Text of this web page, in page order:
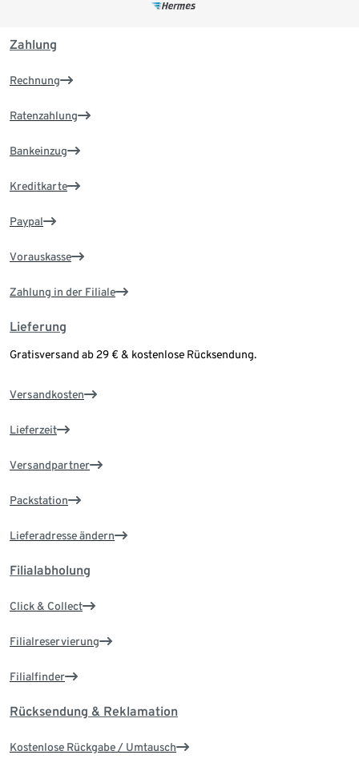
Zahlung
Rechnung
Ratenzahlung
Bankeinzug
Kreditkarte
Paypal
Vorauskasse
Zahlung in der Filiale
Lieferung
Gratisversand ab 29 € & kostenlose Rücksendung.
Versandkosten
Lieferzeit
Versandpartner
Packstation
Lieferadresse ändern
Filialabholung
Click & Collect
Filialreservierung
Filialfinder
Rücksendung & Reklamation
Kostenlose Rückgabe / Umtausch